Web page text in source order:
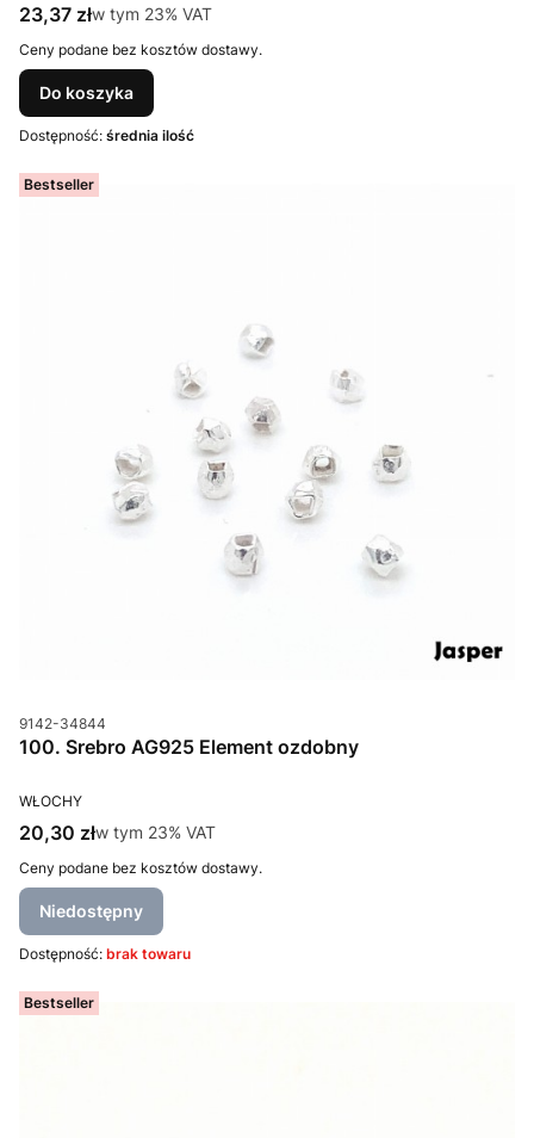
Cena brutto
23,37 złw tym %s VAT
w tym 23% VAT
Ceny podane bez kosztów dostawy.
Do koszyka
Dostępność: średnia ilość
Bestseller
Kod produktu
9142-34844
100. Srebro AG925 Element ozdobny
PRODUCENT
WŁOCHY
Cena brutto
20,30 złw tym %s VAT
w tym 23% VAT
Ceny podane bez kosztów dostawy.
Niedostępny
Dostępność: brak towaru
Bestseller